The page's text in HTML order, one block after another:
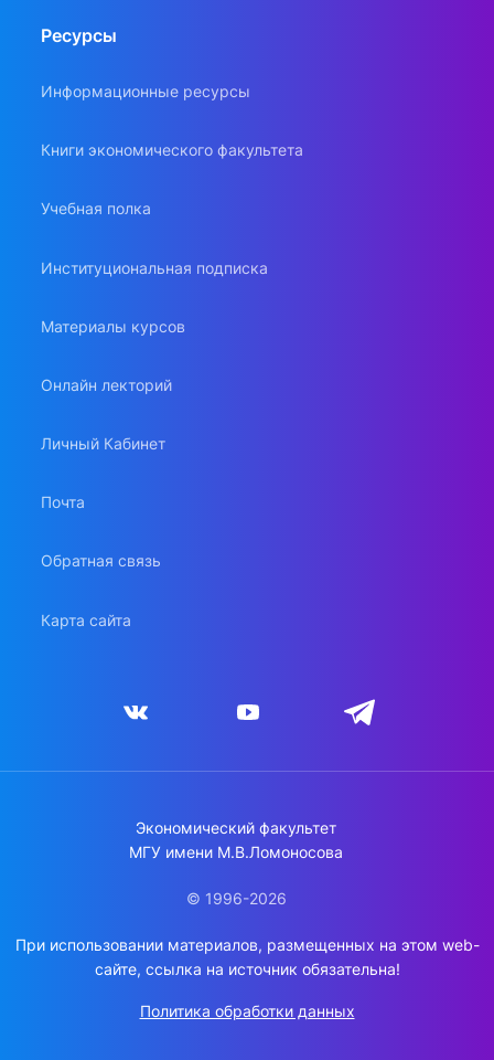
Ресурсы
Информационные ресурсы
Книги экономического факультета
Учебная полка
Институциональная подписка
Материалы курсов
Онлайн лекторий
Личный Кабинет
Почта
Обратная связь
Карта сайта
Экономический факультет
МГУ имени М.В.Ломоносова
© 1996-2026
При использовании материалов, размещенных на этом web-
сайте, ссылка на источник обязательна!
Политика обработки данных